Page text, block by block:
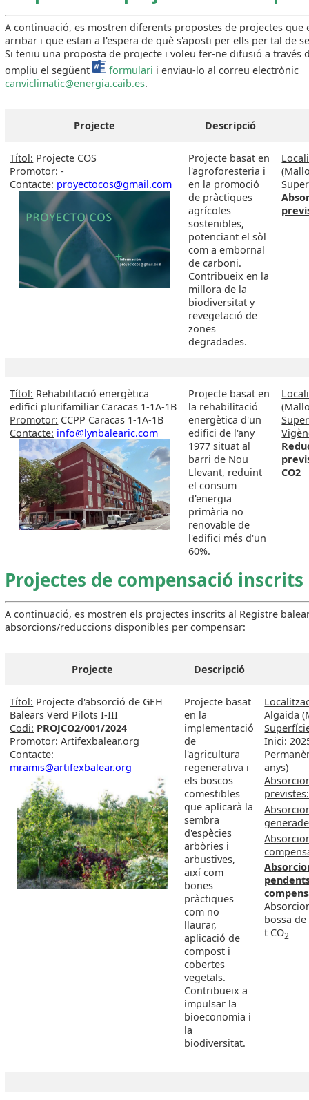
A continuació, es mostren diferents propostes de projectes que
arribar i que estan a l'espera de què s'aposti per ells per tal de
Si teniu una proposta de projecte i voleu fer-ne difusió a través
ompliu el següent
formulari i enviau-lo al correu electrònic
canviclimatic@energia.caib.es.
Projecte Descripció
Títol: Projecte COS
Promotor: -
Contacte: proyectocos@gmail.com
Projecte basat en
l'agroforesteria i
en la promoció
de pràctiques
agrícoles
sostenibles,
potenciant el sòl
com a embornal
de carboni.
Contribueix en la
millora de la
biodiversitat y
revegetació de
zones
degradades.
Títol: Rehabilitació energètica
edifici plurifamiliar Caracas 1-1A-1B
Promotor: CCPP Caracas 1-1A-1B
Contacte: info@lynbalearic.com
Projecte basat en
la rehabilitació
energètica d'un
edifici de l'any
1977 situat al
barri de Nou
Llevant, reduint
el consum
d'energia
primària no
renovable de
l'edifici més d'un
60%.
CO2
Projectes de compensació inscrits
A continuació, es mostren els projectes inscrits al Registre
absorcions/reduccions disponibles per compensar:
Projecte Descripció
Títol: Projecte d'absorció de GEH
Balears Verd Pilots I-III
Codi: PROJCO2/001/2024
Promotor: Artifexbalear.org
Contacte:
mramis@artifexbalear.org
Projecte basat
en la
implementació
de
l'agricultura
regenerativa i
els boscos
comestibles
que aplicarà la
sembra
d'espècies
arbòries i
arbustives,
així com
bones
pràctiques
com no
llaurar,
aplicació de
compost i
cobertes
vegetals.
Contribueix a
impulsar la
bioeconomia i
la
biodiversitat.
Algaida
Inici:
anys)
previstes:
bossa
t CO2